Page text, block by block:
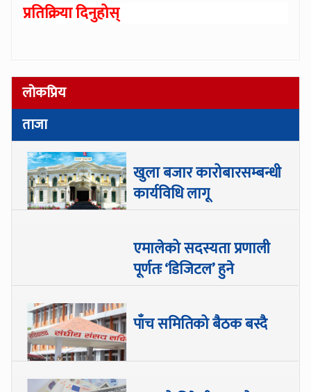
प्रतिक्रिया दिनुहोस्
लोकप्रिय
ताजा
खुला बजार कारोबारसम्बन्धी
कार्यविधि लागू
एमालेको सदस्यता प्रणाली
पूर्णतः ‘डिजिटल’ हुने
पाँच समितिको बैठक बस्दै